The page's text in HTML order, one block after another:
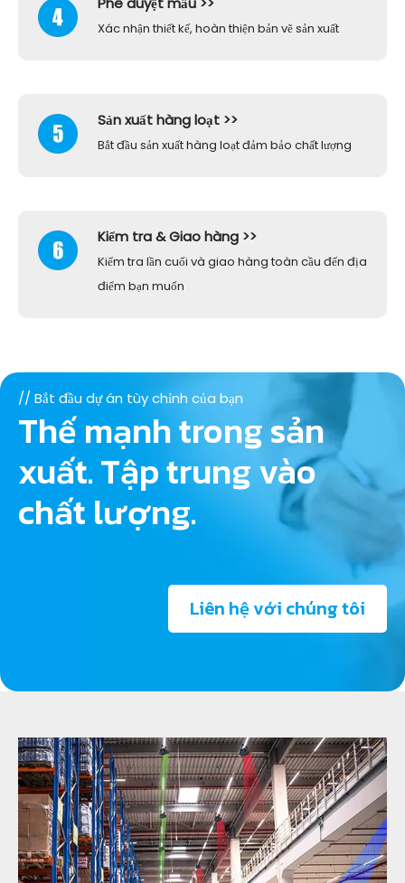
Xác nhận thiết kế, hoàn thiện bản vẽ sản xuất
Sản xuất hàng loạt >>
Bắt đầu sản xuất hàng loạt đảm bảo chất lượng
Kiểm tra & Giao hàng >>
Kiểm tra lần cuối và giao hàng toàn cầu đến địa
điểm bạn muốn
// Bắt đầu dự án tùy chỉnh của bạn
Thế mạnh trong sản
xuất. Tập trung vào
chất lượng.
Liên hệ với chúng tôi